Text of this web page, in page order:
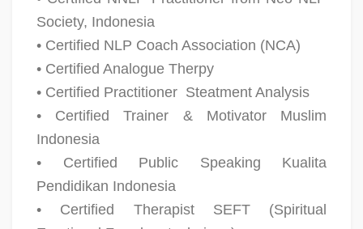
Society, Indonesia
• Certified NLP Coach Association (NCA)
• Certified Analogue Therpy
• Certified Practitioner Steatment Analysis
• Certified Trainer & Motivator Muslim
Indonesia
• Certified Public Speaking Kualita
Pendidikan Indonesia
• Certified Therapist SEFT (Spiritual